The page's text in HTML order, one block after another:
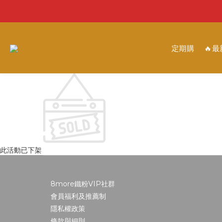
定期購 🔥最
此活動已下架
8more鐵粉VIP社群
會員福利及推薦制
隱私權政策